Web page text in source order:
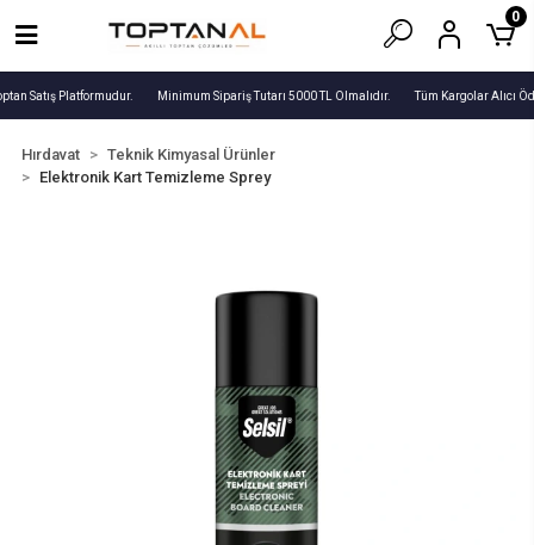
Satış Platformudur. Minimum Sipariş Tutarı 5000 TL Olmalıdır. Tüm Kargolar Alıcı
0
Hırdavat
Teknik Kimyasal Ürünler
Elektronik Kart Temizleme Sprey